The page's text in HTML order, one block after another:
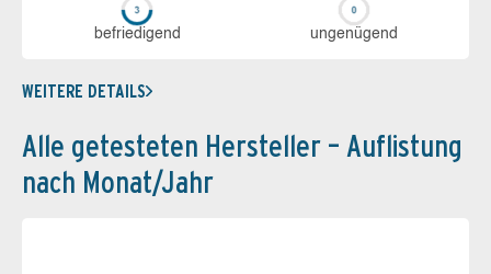
be­frie­di­gend un­ge­nü­gend
WEITERE DETAILS
Alle getesteten Hersteller – Auflistung
nach Monat/Jahr